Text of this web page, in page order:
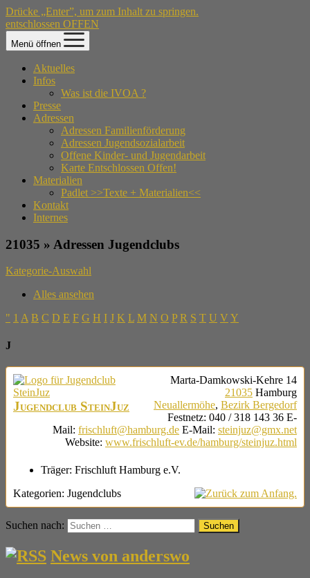
Drücke „Enter”, um zum Inhalt zu springen.
entschlossen OFFEN
Menü öffnen
Aktuelles
Infos
Was ist die IVOA ?
Presse
Adressen
Adressen Familienförderung
Adressen Jugendsozialarbeit
Offene Kinder- und Jugendarbeit
Karte Entschlossen Offen!
Materialien
Padlet >>Texte + Materialien<<
Kontakt
Internes
21035 » Adressen Jugendclubs
Kategorie-Auswahl
Alles ansehen
" 1 A B C D E F G H I J K L M N O P R S T U V Y
J
Jugendclub SteinJuz
Marta-Damkowski-Kehre 14
21035 Hamburg
Neuallermöhe, Bezirk Bergedorf
Festnetz: 040 / 318 143 36 E-
Mail: frischluft@hamburg.de E-Mail: steinjuz@gmx.net
Website: www.frischluft-ev.de/hamburg/steinjuz.html
Träger: Frischluft Hamburg e.V.
Kategorien: Jugendclubs
Suchen nach:
News von anderswo